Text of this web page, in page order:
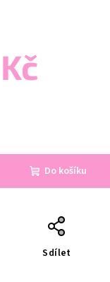
Do košíku
Sdílet